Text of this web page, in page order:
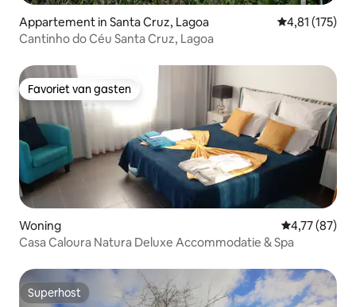
Appartement in Santa Cruz, Lagoa Gemiddelde
4,81 (175)
Cantinho do Céu Santa Cruz, Lagoa
Favoriet van gasten
Favoriet van gasten
Woning Gemiddelde
4,77 (87)
Casa Caloura Natura Deluxe Accommodatie & Spa
Superhost
Superhost